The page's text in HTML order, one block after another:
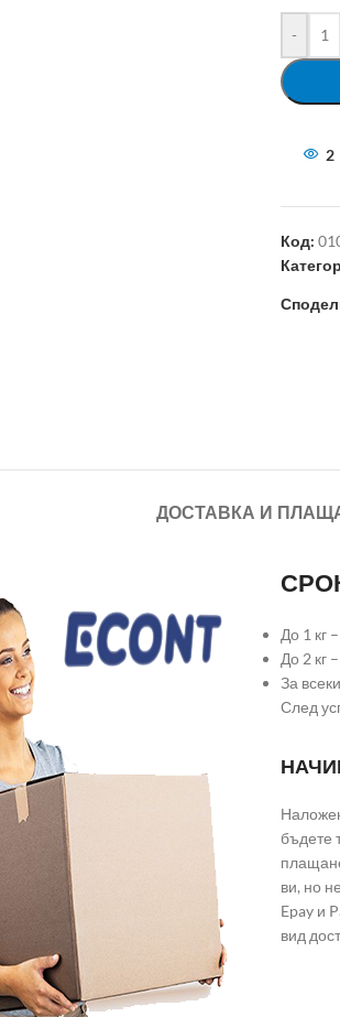
-
2
Код:
ДОСТАВКА И
До 1 кг
До 2 кг
За
След
бъдете
ви, но
Epay и
вид